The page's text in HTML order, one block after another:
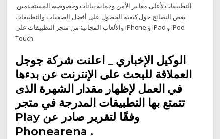
التطبيقات لأعلى معايير الأمن وحماية بيانات وخصوصية المستخدمين.
بعض النصائح حول كيفية الحصول على أفضل الصفقات والتطبيقات
والألعاب المجانية من متجر التطبيقات على iPhone و iPad و iPod
Touch.
الوكيل الإخباري _ اعلنت شركة جوجل
العملاقة للبحث على الإنترنت عن بدءها
في العمل لإظهار مقدار الشهرة الذى
تتمتع بها التطبيقات المدرجة في متجر
Play وفقًا لتقرير صادر عن
Phonearena .